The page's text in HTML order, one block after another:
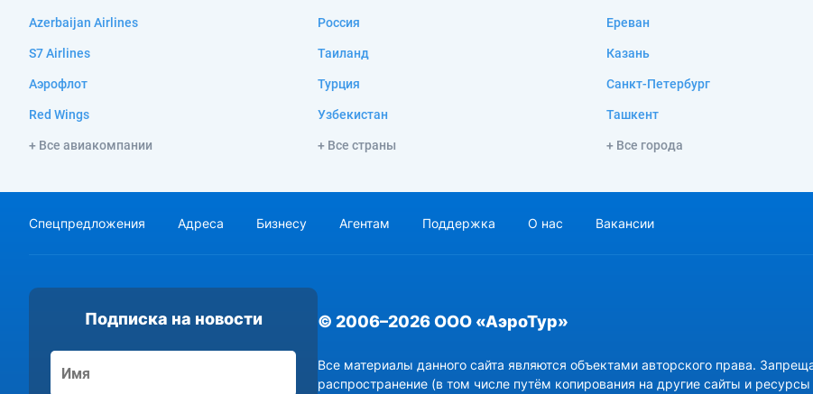
Azerbaijan Airlines
S7 Airlines
Аэрофлот
Red Wings
+ Все авиакомпании
Россия
Таиланд
Турция
Узбекистан
+ Все страны
Ереван
Казань
Санкт-Петербург
Ташкент
+ Все города
Спецпредложения Адреса Бизнесу Агентам Поддержка О нас Вакансии
Подписка на новости © 2006–2026 ООО «АэроТур»
Все материалы данного сайта являются объектами авторского права.
распространение (в том числе путём копирования на другие сайты и